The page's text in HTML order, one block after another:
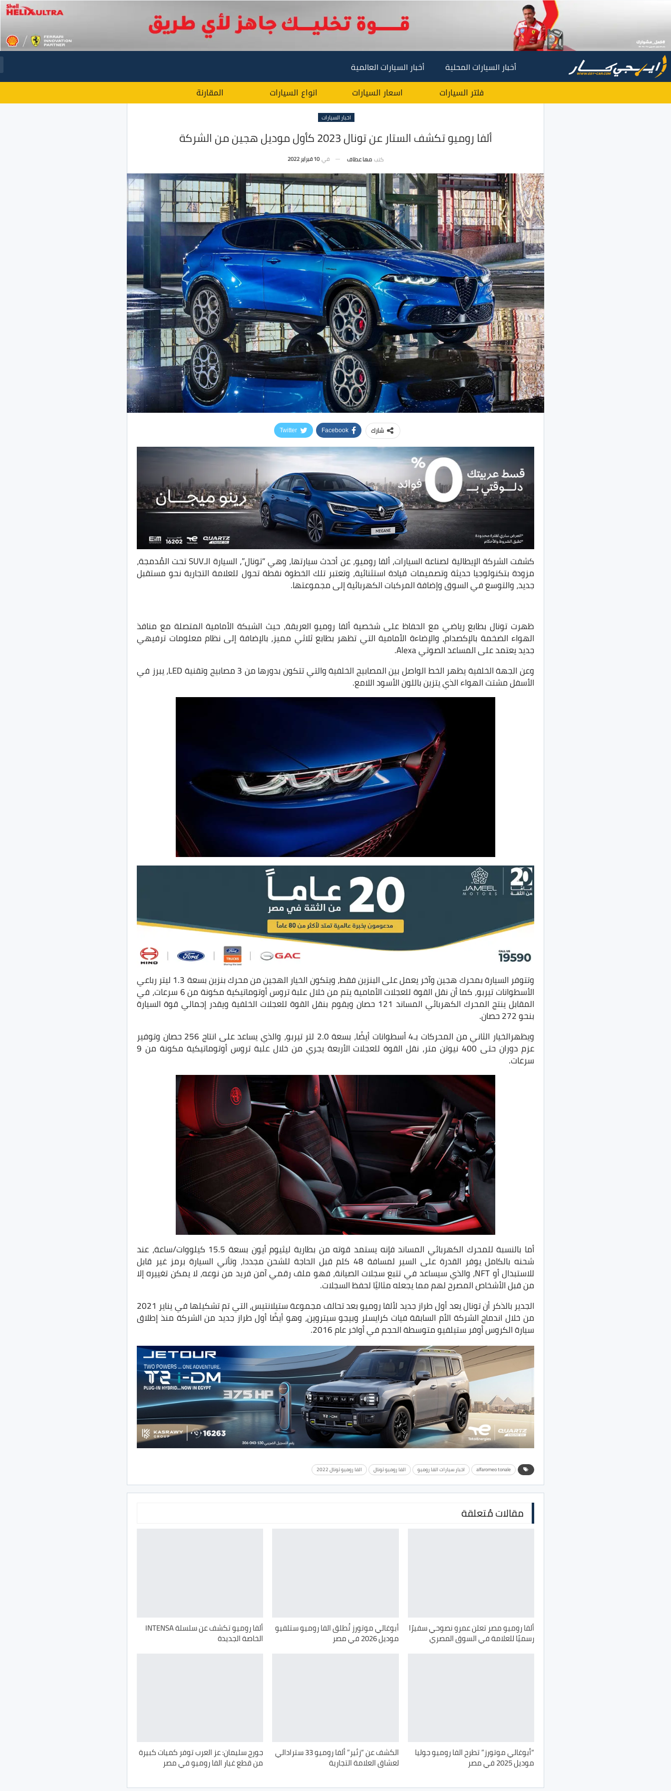
أخبار السيارات المحلية أخبار السيارات العالمية
فلتر السيارات اسعار السيارات انواع السيارات المقارنة
اخبار السيارات
ألفا روميو تكشف الستار عن تونال 2023 كأول موديل هجين من الشركة
كتب مها عطاف في 10 فبراير 2022
شارك Facebook
Twitter
كشفت الشركة الإيطالية لصناعة السيارات، ألفا روميو، عن أحدث سيارتها، وهي “تونال”، السيارة الـSUV تحت المُدمجة،
مزودة بتكنولوجيا حديثة وتصميمات قيادة استثنائية، وتعتبر تلك الخطوة نقطة تحول للعلامة التجارية نحو مستقبل
جديد، والتوسع في السوق وإضافة المركبات الكهربائية إلى مجموعتها.
ظهرت تونال بطابع رياضي مع الحفاظ على شخصية ألفا روميو العريقة، حيث الشبكة الأمامية المتصلة مع منافذ
الهواء الضخمة بالإكصدام، والإضاءة الأمامية التي تظهر بطابع ثلاثي مميز، بالإضافة إلى نظام معلومات ترفيهي
جديد يعتمد على المساعد الصوتي Alexa.
وعن الجهة الخلفية يظهر الخط الواصل بين المصابيح الخلفية والتي تتكون بدورها من 3 مصابيح وتقنية LED، يبرز في
الأسفل مشتت الهواء الذي يتزين باللون الأسود اللامع.
وتتوفر السيارة بمحرك هجين وآخر يعمل على البنزين فقط، ويتكون الخيار الهجين من محرك بنزين بسعة 1.3 ليتر رباعي
الأسطوانات تيربو، كما أن نقل القوة للعجلات الأمامية يتم من خلال علبة تروس أوتوماتيكية مكونة من 6 سرعات، في
المقابل ينتج المحرك الكهربائي المساند 121 حصان ويقوم بنقل القوة للعجلات الخلفية ويقدر إجمالي قوة السيارة
بنحو 272 حصان.
ويظهرالخيار الثاني من المحركات بـ4 أسطوانات أيضًا، بسعة 2.0 لتر تيربو، والذي يساعد على انتاج 256 حصان وتوفير
عزم دوران حتى 400 نيوتن متر، نقل القوة للعجلات الأربعة يجري من خلال علبة تروس أوتوماتيكية مكونة من 9
سرعات.
أما بالنسبة للمحرك الكهربائي المساند فإنه يستمد قوته من بطارية ليثيوم أيون بسعة 15.5 كيلووات/ساعة، عند
شحنه بالكامل يوفر القدرة على السير لمسافة 48 كلم قبل الحاجة للشحن مجددا، وتأتي السيارة برمز غير قابل
للاستبدال أو NFT، والذي سيساعد في تتبع سجلات الصيانة، فهو ملف رقمي آمن فريد من نوعه، لا يمكن تغييره إلا
من قبل الأشخاص المصرح لهم مما يجعله مثاليًا لحفظ السجلات.
الجدير بالذكر أن تونال يعد أول طراز جديد لألفا روميو بعد تحالف مجموعة ستيلانتيس، التي تم تشكيلها في يناير 2021
من خلال اندماج الشركة الأم السابقة فيات كرايسلر وبيجو سيتروين، وهو أيضًا أول طراز جديد من الشركة منذ إطلاق
سيارة الكروس أوفر ستيلفيو متوسطة الحجم في أواخر عام 2016.
alfaromeo tonale اخبار سيارات الفا روميو الفا روميو تونال الفا روميو تونال 2022
مقالات مُتعلقة
ألفا روميو مصر تعلن عمرو نصوحي سفيرًا
رسميًا للعلامة في السوق المصري
أبوغالي موتورز تُطلق الفا روميو ستلفيو
موديل 2026 في مصر
ألفا روميو تكشف عن سلسلة INTENSA
الخاصة الجديدة
“أبوغالي موتورز” تطرح الفا روميو جوليا
موديل 2025 في مصر
الكشف عن “زئير” ألفا روميو 33 سترادالي
لعشاق العلامة التجارية
جورج سليمان: عز العرب توفر كميات كبيرة
من قطع غيار الفا روميو في مصر